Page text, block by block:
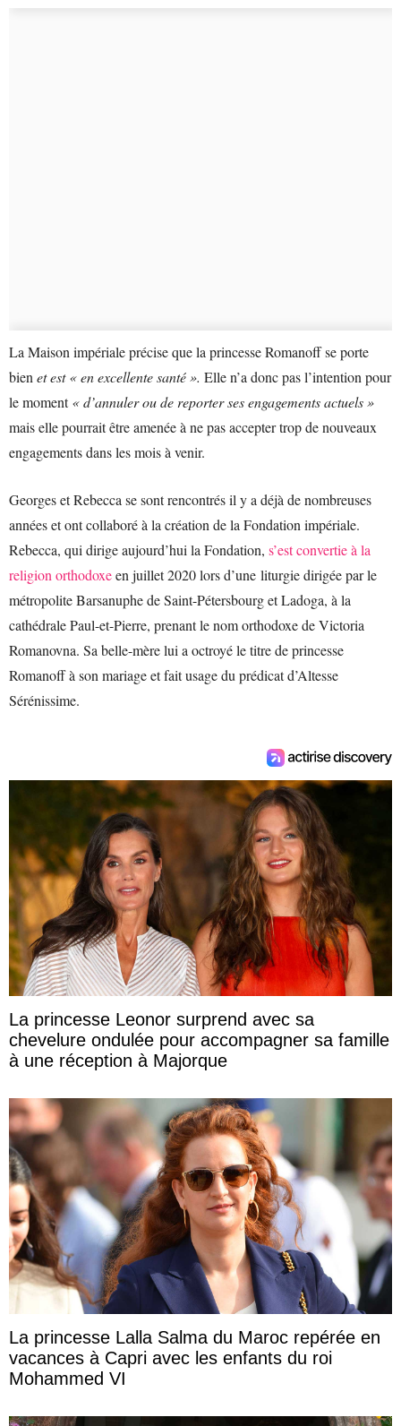
La Maison impériale précise que la princesse Romanoff se porte
bienet est « en excellente santé ». Elle n’a donc pas l’intention pour
le moment« d’annuler ou de reporter ses engagements actuels »
mais elle pourrait être amenée à ne pas accepter trop de nouveaux
engagements dans les mois à venir.
Georges et Rebecca se sont rencontrés il y a déjà de nombreuses
années et ont collaboré à la création de la Fondation impériale.
Rebecca, qui dirige aujourd’hui la Fondation, s’est convertie à la
religion orthodoxeen juillet 2020 lors d’une liturgie dirigée par le
métropolite Barsanuphe de Saint-Pétersbourg et Ladoga, à la
cathédrale Paul-et-Pierre, prenant le nom orthodoxe de Victoria
Romanovna. Sa belle-mère lui a octroyé le titre de princesse
Romanoff à son mariage et fait usage du prédicat d’Altesse
Sérénissime.
La princesse Leonor surprend avec sa
chevelure ondulée pour accompagner sa famille
à une réception à Majorque
La princesse Lalla Salma du Maroc repérée en
vacances à Capri avec les enfants du roi
Mohammed VI